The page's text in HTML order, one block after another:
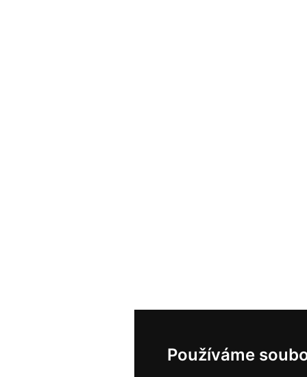
Používáme